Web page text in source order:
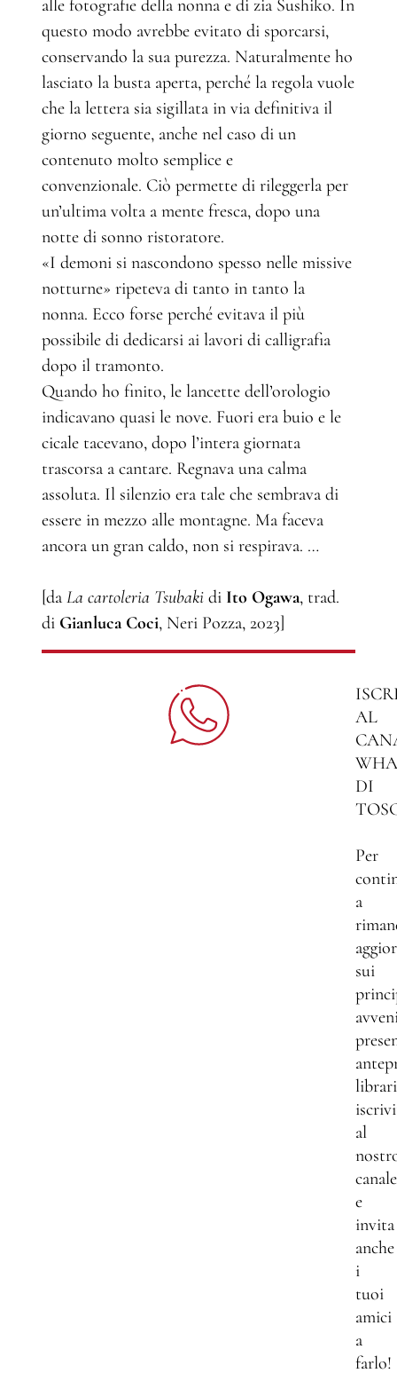
alle fotografie della nonna e di zia Sushiko. In
questo modo avrebbe evitato di sporcarsi,
conservando la sua purezza. Naturalmente ho
lasciato la busta aperta, perché la regola vuole
che la lettera sia sigillata in via definitiva il
giorno seguente, anche nel caso di un
contenuto molto semplice e
convenzionale. Ciò permette di rileggerla per
un’ultima volta a mente fresca, dopo una
notte di sonno ristoratore.
«I demoni si nascondono spesso nelle missive
notturne» ripeteva di tanto in tanto la
nonna. Ecco forse perché evitava il più
possibile di dedicarsi ai lavori di calligrafia
dopo il tramonto.
Quando ho finito, le lancette dell’orologio
indicavano quasi le nove. Fuori era buio e le
cicale tacevano, dopo l’intera giornata
trascorsa a cantare. Regnava una calma
assoluta. Il silenzio era tale che sembrava di
essere in mezzo alle montagne. Ma faceva
ancora un gran caldo, non si respirava. …
[da La cartoleria Tsubaki di Ito Ogawa, trad.
di Gianluca Coci, Neri Pozza, 2023]
AL
DI
Per
a
sui
al
canale
e
invita
anche
i
tuoi
amici
a
farlo!